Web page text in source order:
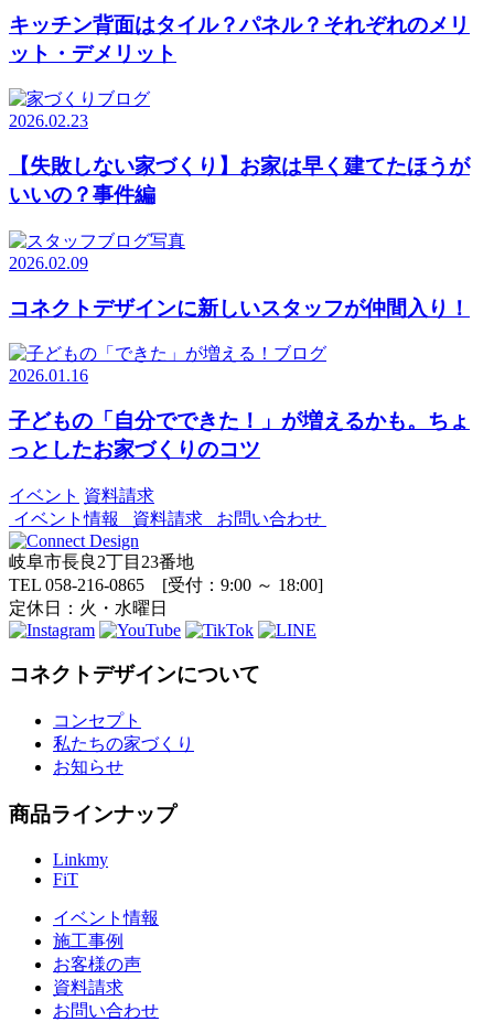
キッチン背面はタイル？パネル？それぞれのメリ
ット・デメリット
2026.02.23
【失敗しない家づくり】お家は早く建てたほうが
いいの？事件編
2026.02.09
コネクトデザインに新しいスタッフが仲間入り！
2026.01.16
子どもの「自分でできた！」が増えるかも。ちょ
っとしたお家づくりのコツ
イベント 資料請求
イベント情報
資料請求 お問い合わせ
岐阜市長良2丁目23番地
TEL 058-216-0865 [受付：9:00 ～ 18:00]
定休日：火・水曜日
コネクトデザインについて
コンセプト
私たちの家づくり
お知らせ
商品ラインナップ
Linkmy
FiT
イベント情報
施工事例
お客様の声
資料請求
お問い合わせ